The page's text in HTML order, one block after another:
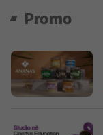
Promo